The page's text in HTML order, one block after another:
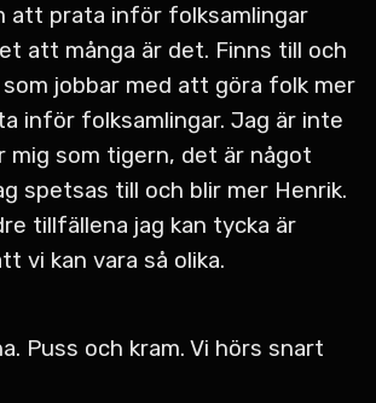
att prata inför folksamlingar
att många är det. Finns till och
jobbar med att göra folk mer
inför folksamlingar. Jag är inte
mig som tigern, det är något
spetsas till och blir mer Henrik.
tillfällena jag kan tycka är
vi kan vara så olika.
Puss och kram. Vi hörs snart